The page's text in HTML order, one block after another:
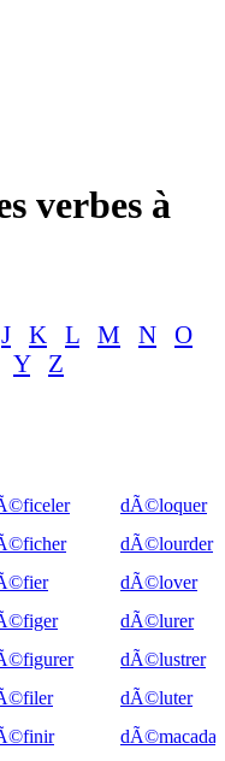
verbes à
J K L M N
O
Y Z
dÃ©loquer
dÃ©lourder
dÃ©lover
dÃ©lurer
dÃ©lustrer
dÃ©luter